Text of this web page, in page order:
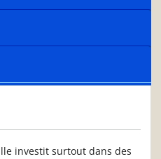
investit surtout dans des